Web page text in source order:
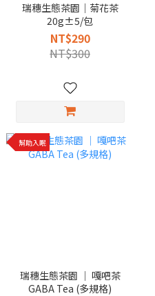
瑞穗生態茶園｜菊花茶
20g±5/包
NT$290
NT$300
幫助入眠
瑞穗生態茶園 │ 嘎吧茶
GABA Tea (多規格)